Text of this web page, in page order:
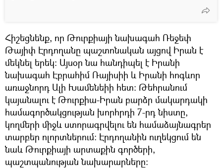
Հիշեցնենք, որ Թուրքիայի նախագահ Ռեջեփ
Թայիփ Էրդողանը պաշտոնական այցով Իրան է
մեկնել երեկ։ Այսօր նա հանդիպել է Իրանի
նախագահ Էբրահիմ Ռայիսիի և Իրանի հոգևոր
առաջնորդ Ալի Խամենեիի հետ։ Թեհրանում
կայանալու է Թուրքիա-Իրան բարձր մակարդակի
համագործակցության խորհրդի 7-րդ նիստը,
կողմերի միջև ստորագրվելու են համաձայնագրեր
տարբեր ոլորտներում։ Էրդողանին ուղեկցում են
նաև Թուրքիայի արտաքին գործերի,
պաշտպանության նախարարները։